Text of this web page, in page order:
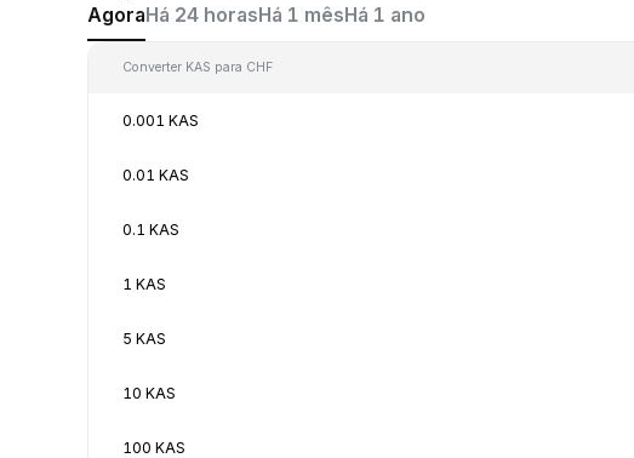
AgoraHá 24 horasHá 1 mêsHá 1 ano
Converter KAS para CHF
0.001 KAS
0.01 KAS
0.1 KAS
1 KAS
5 KAS
10 KAS
100 KAS